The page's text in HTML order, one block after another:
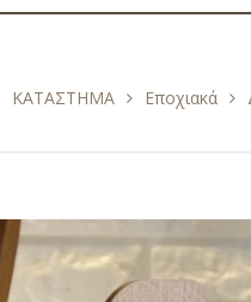
ΚΑΤΑΣΤΗΜΑ Εποχιακά